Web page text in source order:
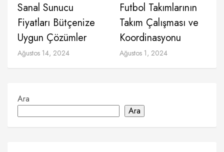
Sanal Sunucu
Fiyatları Bütçenize
Uygun Çözümler
Ağustos 14, 2024
Futbol Takımlarının
Takım Çalışması ve
Koordinasyonu
Ağustos 1, 2024
Ara
Ara